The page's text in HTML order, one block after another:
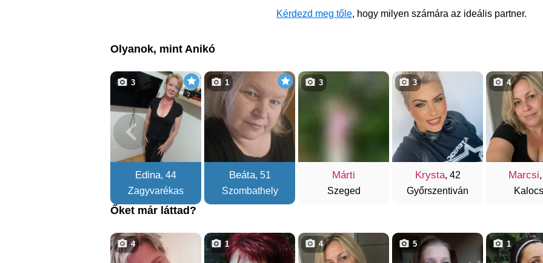
Kérdezd meg tőle, hogy milyen számára az ideális partner.
Olyanok, mint Anikó
Edina, 44
Zagyvarékas
3
Beáta, 51
Szombathely
1
Márti
Szeged
3
Krysta, 42
Győrszentiván
3
Marcsi
4
Őket már láttad?
4 1 4 5 1